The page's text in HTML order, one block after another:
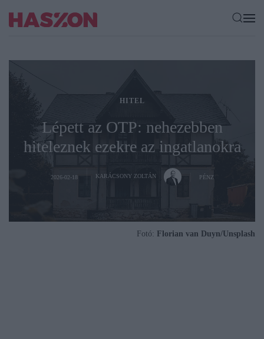
HITEL
Lépett az OTP: nehezebben
hiteleznek ezekre az ingatlanokra
2026-02-18 KARÁCSONY ZOLTÁN PÉNZ
Fotó: Florian van Duyn/Unsplash